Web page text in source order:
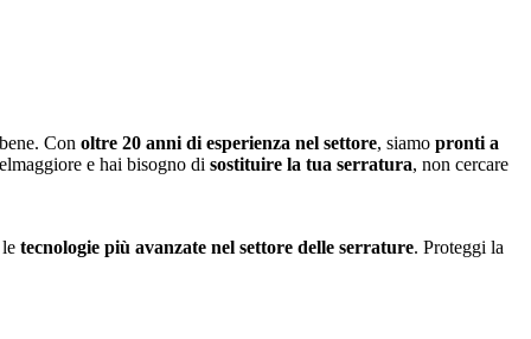
Con oltre 20 anni di esperienza nel settore, siamo pronti a
e hai bisogno di sostituire la tua serratura, non cercare
tecnologie più avanzate nel settore delle serrature. Proteggi la